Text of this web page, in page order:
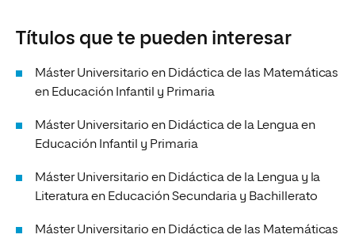
Títulos que te pueden interesar
Máster Universitario en Didáctica de las Matemáticas
en Educación Infantil y Primaria
Máster Universitario en Didáctica de la Lengua en
Educación Infantil y Primaria
Máster Universitario en Didáctica de la Lengua y la
Literatura en Educación Secundaria y Bachillerato
Máster Universitario en Didáctica de las Matemáticas